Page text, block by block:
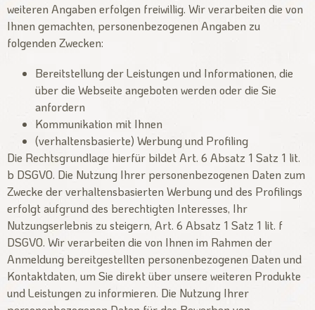
weiteren Angaben erfolgen freiwillig. Wir verarbeiten die von
Ihnen gemachten, personenbezogenen Angaben zu
folgenden Zwecken:
Bereitstellung der Leistungen und Informationen, die
über die Webseite angeboten werden oder die Sie
anfordern
Kommunikation mit Ihnen
(verhaltensbasierte) Werbung und Profiling
Die Rechtsgrundlage hierfür bildet Art. 6 Absatz 1 Satz 1 lit.
b DSGVO. Die Nutzung Ihrer personenbezogenen Daten zum
Zwecke der verhaltensbasierten Werbung und des Profilings
erfolgt aufgrund des berechtigten Interesses, Ihr
Nutzungserlebnis zu steigern, Art. 6 Absatz 1 Satz 1 lit. f
DSGVO. Wir verarbeiten die von Ihnen im Rahmen der
Anmeldung bereitgestellten personenbezogenen Daten und
Kontaktdaten, um Sie direkt über unsere weiteren Produkte
und Leistungen zu informieren. Die Nutzung Ihrer